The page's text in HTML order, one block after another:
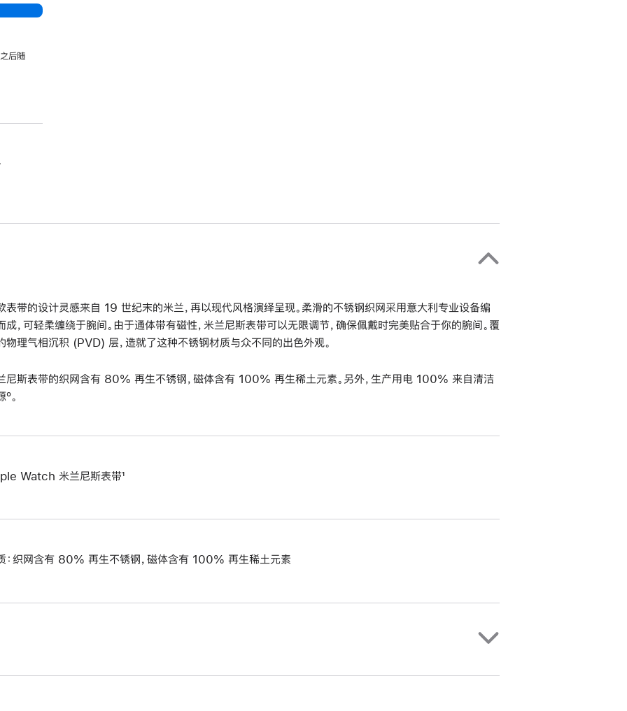
后随
表带的设计灵感来自 19 世纪末的米兰，再以现代风格演绎呈现。柔滑的不锈钢织网采用意大利专业设备编
成，可轻柔缠绕于腕间。由于通体带有磁性，米兰尼斯表带可以无限调节，确保佩戴时完美贴合于你的腕间。覆
物理气相沉积 (PVD) 层，造就了这种不锈钢材质与众不同的出色外观。
尼斯表带的织网含有 80% 再生不锈钢，磁体含有 100% 再生稀土元素。另外，生产用电 100% 来自清洁
。
Watch 米兰尼斯表带¹
：织网含有 80% 再生不锈钢，磁体含有 100% 再生稀土元素